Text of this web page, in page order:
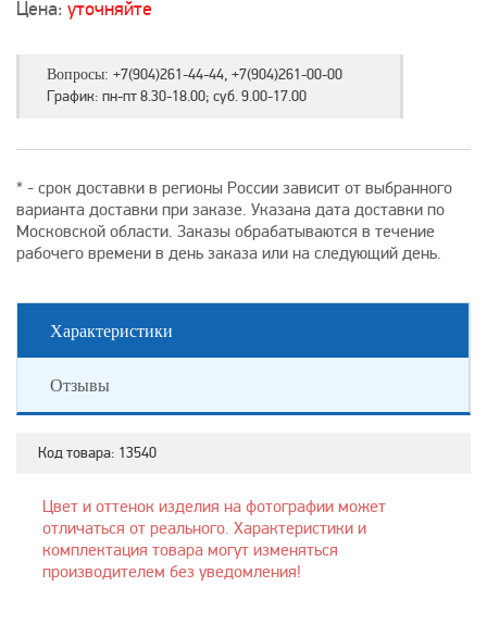
Цена: уточняйте
Вопросы: +7(904)261-44-44, +7(904)261-00-00
График: пн-пт 8.30-18.00; суб. 9.00-17.00
* - срок доставки в регионы России зависит от выбранного
варианта доставки при заказе. Указана дата доставки по
Московской области. Заказы обрабатываются в течение
рабочего времени в день заказа или на следующий день.
Характеристики
Отзывы
Код товара: 13540
Цвет и оттенок изделия на фотографии может
отличаться от реального. Характеристики и
комплектация товара могут изменяться
производителем без уведомления!